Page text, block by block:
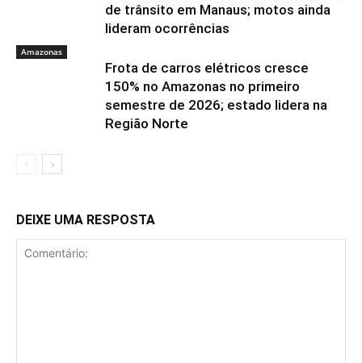
de trânsito em Manaus; motos ainda
lideram ocorrências
Amazonas
Frota de carros elétricos cresce
150% no Amazonas no primeiro
semestre de 2026; estado lidera na
Região Norte
DEIXE UMA RESPOSTA